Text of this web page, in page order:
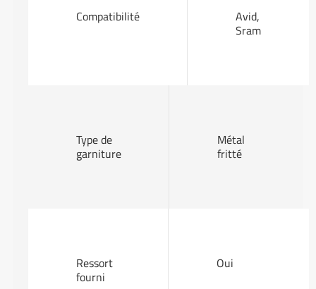
Compatibilité Avid,
Sram
Type de
garniture
Métal
fritté
Ressort
fourni
Oui